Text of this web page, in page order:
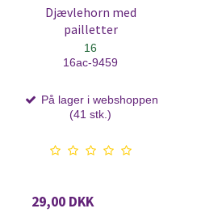
Djævlehorn med
pailletter
16
16ac-9459
På lager i webshoppen
(41 stk.)
29,00 DKK